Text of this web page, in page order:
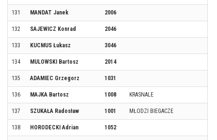
131 MANDAT Janek 2006
132 SAJEWICZ Konrad 2046
133 KUCMUS Łukasz 3046
134 MULOWSKI Bartosz 2014
135 ADAMIEC Grzegorz 1031
136 MAJKA Bartosz 1008 KRASNALE
137 SZUKAŁA Radosław 1001 MŁODZI BIEGACZE
138 HORODECKI Adrian 1052